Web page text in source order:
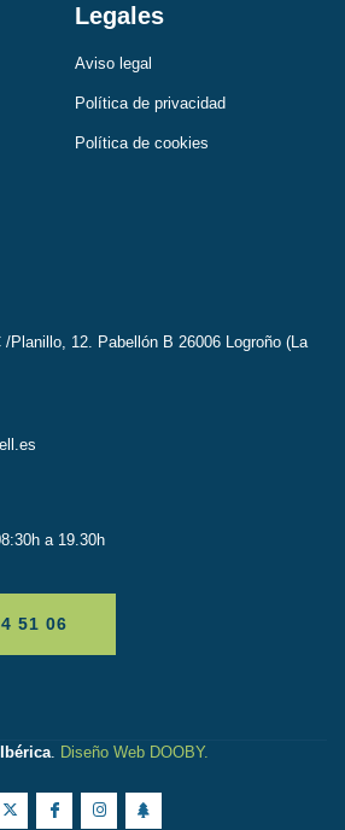
Legales
Aviso legal
Política de privacidad
Política de cookies
Planillo, 12. Pabellón B 26006 Logroño (La
a 19.30h
51 06
Diseño Web DOOBY.